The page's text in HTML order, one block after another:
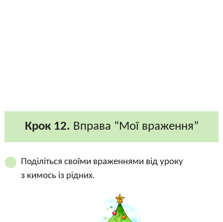
Крок 12. Вправа “Мої враження”
Поділіться своїми враженнями від уроку
з кимось із рідних.